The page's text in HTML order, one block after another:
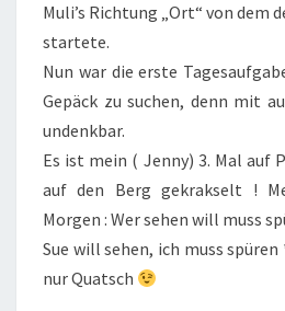
Muli’s Richtung „Ort“ von dem
startete.
Nun war die erste
Gepäck zu suchen, denn mit
undenkbar.
Es ist mein ( Jenny) 3. Mal auf
auf den Berg gekrakselt !
Morgen : Wer sehen will muss
Sue will sehen, ich muss
nur Quatsch